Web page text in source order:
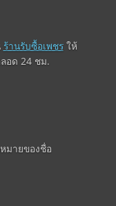
ร้านรับซื้อเพชรให้
อด 24 ชม.
มายของชื่อ